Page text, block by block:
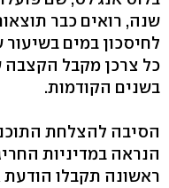
שנה, רואים כבר
בשנים הקודמות.
הסיבה להצלחת
הנראה במדיניות
ראשונה תקבלו הודעת